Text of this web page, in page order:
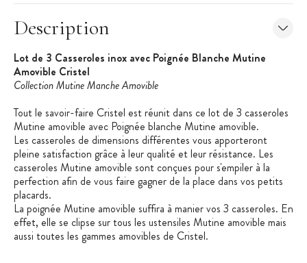
Description
Lot de 3 Casseroles inox avec Poignée Blanche Mutine
Amovible Cristel
Collection Mutine Manche Amovible
Tout le savoir-faire Cristel est réunit dans ce lot de 3 casseroles
Mutine amovible avec Poignée blanche Mutine amovible.
Les casseroles de dimensions différentes vous apporteront
pleine satisfaction grâce à leur qualité et leur résistance. Les
casseroles Mutine amovible sont conçues pour s'empiler à la
perfection afin de vous faire gagner de la place dans vos petits
placards.
La poignée Mutine amovible suffira à manier vos 3 casseroles. En
effet, elle se clipse sur tous les ustensiles Mutine amovible mais
aussi toutes les gammes amovibles de Cristel.